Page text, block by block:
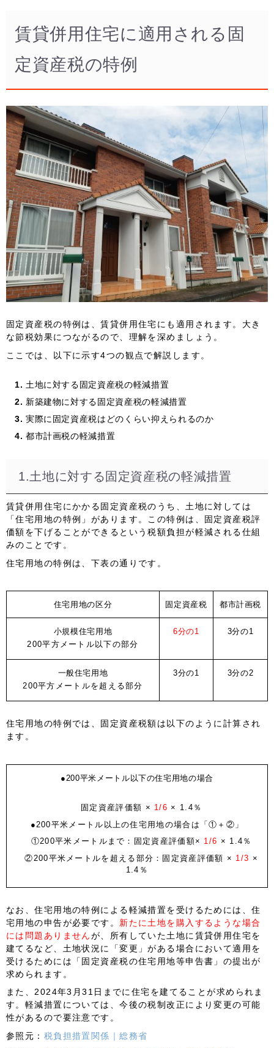
賃貸併用住宅に適用される固
定資産税の特例
固定資産税の特例は、賃貸併用住宅にも適用されます。大き
な節税効果につながるので、理解を深めましょう。
ここでは、以下に示す4つの観点で解説します。
土地に対する固定資産税の軽減措置
新築建物に対する固定資産税の軽減措置
実際に固定資産税はどのくらい抑えられるのか
都市計画税の軽減措置
1.土地に対する固定資産税の軽減措置
賃貸併用住宅にかかる固定資産税のうち、土地に対しては
「住宅用地の特例」があります。この特例は、固定資産税評
価額を下げることができるという税額負担が軽減される仕組
みのことです。
住宅用地の特例は、下表の通りです。
住宅用地の区分 固定資産税 都市計画税
小規模住宅用地
200平方メートル以下の部分
6分の1 3分の1
一般住宅用地
200平方メートルを超える部分
3分の1 3分の2
住宅用地の特例では、固定資産税額は以下のように計算され
ます。
●200平米メートル以下の住宅用地の場合
固定資産評価額 × 1/6 × 1.4％
●200平米メートル以上の住宅用地の場合は「①＋②」
①200平米メートルまで：固定資産評価額× 1/6 × 1.4％
②200平米メートルを超える部分：固定資産評価額 × 1/3 ×
1.4％
なお、住宅用地の特例による軽減措置を受けるためには、住
宅用地の申告が必要です。 新たに土地を購入するような場合
には問題ありませんが、所有していた土地に賃貸併用住宅を
建てるなど、 土地状況に「変更」がある場合 において適用を
受けるためには「固定資産税の住宅用地等申告書」の提出が
求められます。
また、2024年3月31日までに住宅を建てることが求められま
す。軽減措置については、今後の税制改正により変更の可能
性があるので要注意です。
参照元： 税負担措置関係｜総務省